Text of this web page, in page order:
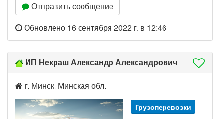
Отправить сообщение
Обновлено 16 сентября 2022 г. в 12:46
ИП Некраш Александр Александрович
г. Минск, Минская обл.
Грузоперевозки